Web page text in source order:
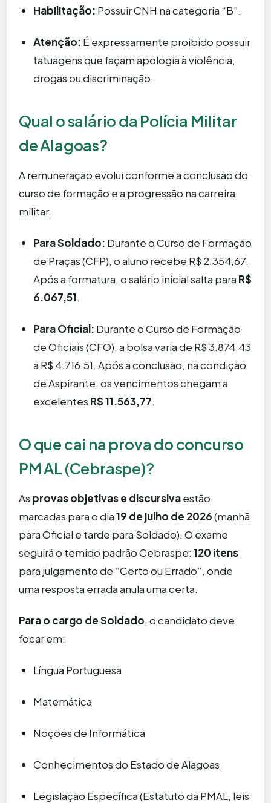
Habilitação: Possuir CNH na categoria “B”.
Atenção: É expressamente proibido possuir
tatuagens que façam apologia à violência,
drogas ou discriminação.
Qual o salário da Polícia Militar
de Alagoas?
A remuneração evolui conforme a conclusão do
curso de formação e a progressão na carreira
militar.
Para Soldado: Durante o Curso de Formação
de Praças (CFP), o aluno recebe R$ 2.354,67.
Após a formatura, o salário inicial salta para R$
6.067,51.
Para Oficial: Durante o Curso de Formação
de Oficiais (CFO), a bolsa varia de R$ 3.874,43
a R$ 4.716,51. Após a conclusão, na condição
de Aspirante, os vencimentos chegam a
excelentes R$ 11.563,77.
O que cai na prova do concurso
PM AL (Cebraspe)?
As provas objetivas e discursivaestão
marcadas para o dia19 de julho de 2026(manhã
para Oficial e tarde para Soldado). O exame
seguirá o temido padrão Cebraspe: 120 itens
para julgamento de “Certo ou Errado”, onde
uma resposta errada anula uma certa.
Para o cargo de Soldado, o candidato deve
focar em:
Língua Portuguesa
Matemática
Noções de Informática
Conhecimentos do Estado de Alagoas
Legislação Específica (Estatuto da PMAL, leis